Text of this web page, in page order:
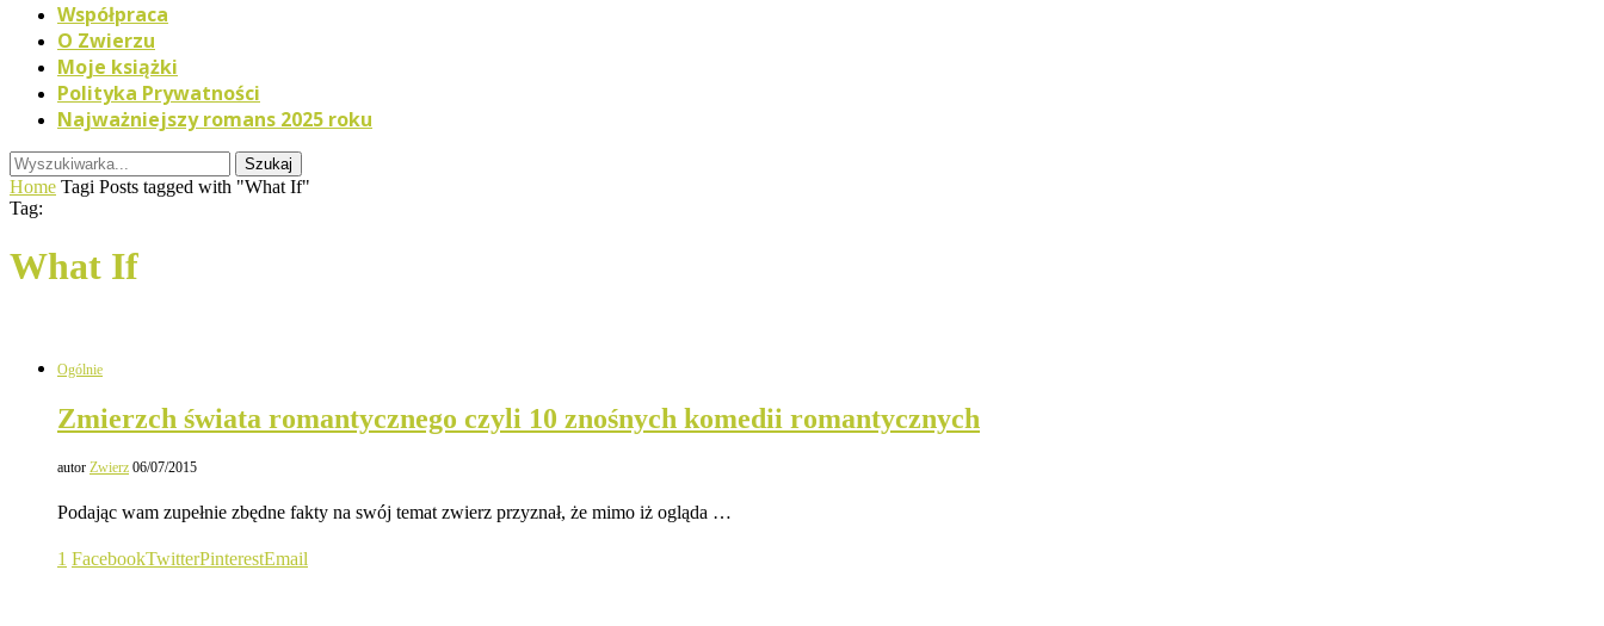
Współpraca
O Zwierzu
Moje książki
Polityka Prywatności
Najważniejszy romans 2025 roku
Szukaj
Home Tagi Posts tagged with "What If"
Tag:
What If
Ogólnie
Zmierzch świata romantycznego czyli 10 znośnych komedii romantycznych
autor Zwierz 06/07/2015
Podając wam zupełnie zbędne fakty na swój temat zwierz przyznał, że mimo iż ogląda …
1 FacebookTwitterPinterestEmail